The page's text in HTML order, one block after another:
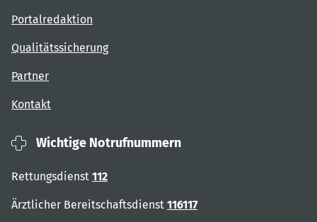
Portalredaktion
Qualitätssicherung
Partner
Kontakt
Wichtige Notrufnummern
Rettungsdienst 112
Ärztlicher Bereitschaftsdienst 116117